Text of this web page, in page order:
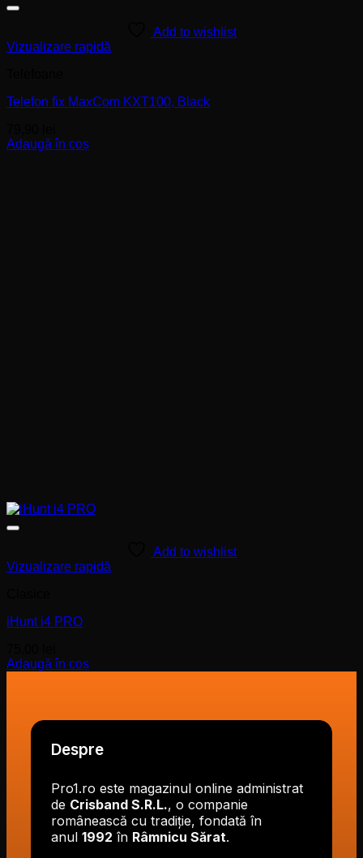
Add to wishlist
Vizualizare rapidă
Telefon fix MaxCom KXT100, Black
Adaugă în coș
Add to wishlist
Vizualizare rapidă
iHunt i4 PRO
Adaugă în coș
Despre
Pro1.ro este magazinul online administrat
de Crisband S.R.L., o companie
românească cu tradiție, fondată în
anul 1992 în Râmnicu Sărat.